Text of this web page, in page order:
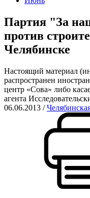
Партия "За
против
Челябинске
Настоящий материал
распространен
центр «Сова» либо
агента
06.06.2013 /